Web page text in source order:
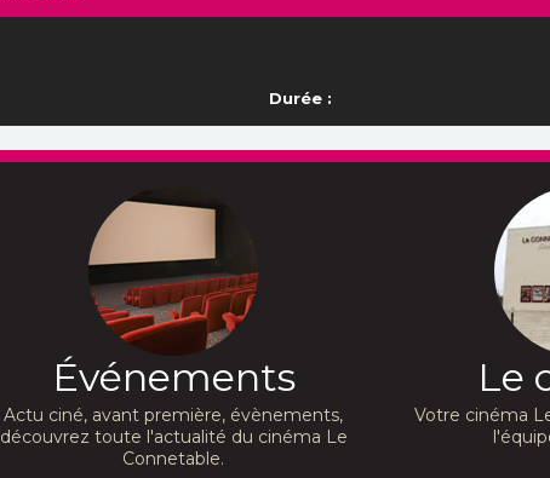
Durée :
Événements
Actu ciné, avant première, évènements,
découvrez toute l'actualité du cinéma Le
Connetable.
Le
Votre cinéma